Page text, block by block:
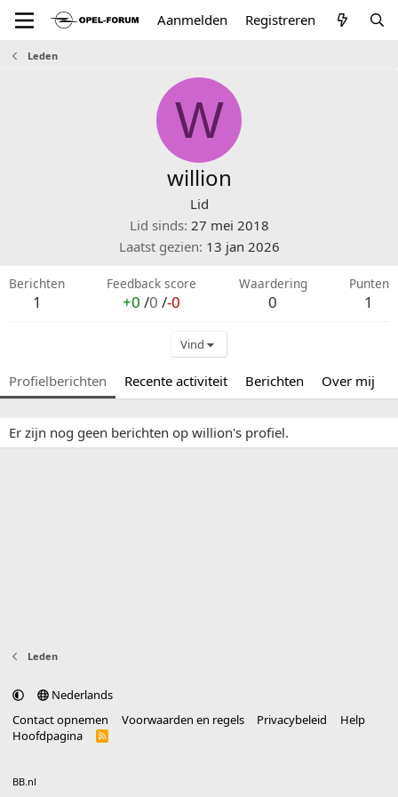
Aanmelden Registreren
Leden
W
willion
Lid
Lid sinds 27 mei 2018
Laatst gezien 13 jan 2026
Berichten
1
Feedback score
+0 /0 /-0
Waardering
0
Punten
1
Vind
Profielberichten Recente activiteit Berichten Over mij
Er zijn nog geen berichten op willion's profiel.
Leden
Nederlands
Contact opnemen
Voorwaarden en regels Privacybeleid
Help
Hoofdpagina
R
BB.nl